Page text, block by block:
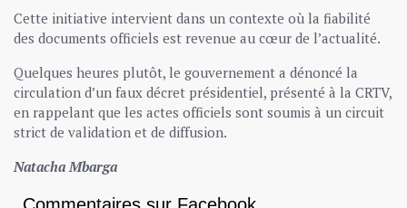
Cette initiative intervient dans un contexte où la fiabilité
des documents officiels est revenue au cœur de l’actualité.
Quelques heures plutôt, le gouvernement a dénoncé la
circulation d’un faux décret présidentiel, présenté à la CRTV,
en rappelant que les actes officiels sont soumis à un circuit
strict de validation et de diffusion.
Natacha Mbarga